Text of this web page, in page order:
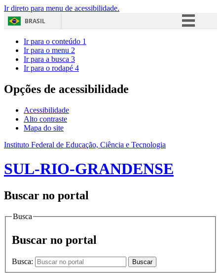
Ir direto para menu de acessibilidade.
BRASIL
Acesso à informação
Ir para o conteúdo 1
Ir para o menu 2
Ir para a busca 3
Ir para o rodapé 4
Opções de acessibilidade
Acessibilidade
Alto contraste
Mapa do site
Instituto Federal de Educação, Ciência e Tecnologia
SUL-RIO-GRANDENSE
Buscar no portal
Busca
Buscar no portal
Busca: Buscar